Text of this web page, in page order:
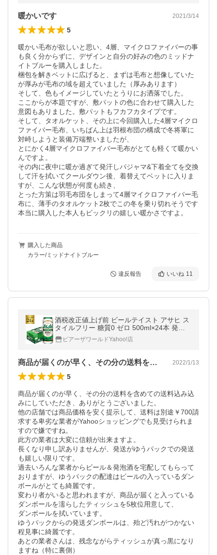
暖かいです 2021/3/14
5
暖かい毛布が欲しいと思い、4層、マイクロファイバーの事
も良く分からずに、デザインと自分の好みの色のミッドナ
イトブルーを購入しました。
梱包を解きベットに広げると、まずは毛布と想像していた
が厚みが毛布の域を超えていました（厚みあります）
そして、色もイメージしていたとうりにお洒落でした。
ここからが本題ですが、敷パットの色に合わせて購入した
意図もありました。敷パットもフカフカタイプです。
そして、タオルケット、その上に今回購入した4層マイクロ
ファイバー毛布、いちばん上は羽根布団の構成で冬将軍に
対峙しようと装備万端整いましたが、
とにかく4層マイクロファイバー毛布がとても軽くて暖かい
んですよ。
その内に夜中に暖か過ぎて発汗しパジャマ&下着全てを交換
して汗を拭いてクールダウン後、着替えてベットに入りま
すが、こんな状態が何度も続き、
とった方策は羽毛布団をしまって4層マイクロファイバー毛
布に、薄手のタオルケット2枚でこの冬を乗り切れそうです
本当に購入した本人もビックリの嬉しい暖かさですよ。
購入した商品
カラー/ミッドナイトブルー
違反報告 いいね 11
酒税改正値上げ前 ビールテイスト アサヒ ス
タイルフリー 糖質0 ゼロ 500ml×24本 発泡
酒 ビールテイスト 500缶 国産 1ケース販売
缶 AIBビアーザワールドYahoo!店
商品が届くのが早く、その分の送料を含め… 2022/1/13
5
商品が届くのが早く、その分の送料を含めての送料込み込
みにしていただき、ありがとうございました。
他の店舗では商品価格を安く提示して、送料は別途￥700請
求する卑劣な業者がYahooショッピングでも見受けられま
すので嫌ですね。
此方の業者は大変に信頼が出来ますよ。
長くなり申し訳ありませんが、発送がゆうパックでの発送
も嬉しい限りです。
過去いろんな業者からビール＆発泡酒を宅配してもらって
おりますが、ゆうパックの配達はビールの入っているダン
ボールがとても綺麗です。
変わり者がいると思われますが、商品が届くと入っている
ダンボールを濡らしたティッシュを5枚位用意して、
ダンボールを拭いています。
ゆうパックからの発送ダンボールは、殆ど汚れがつかない
程見事に綺麗です。
あとの業者さんは、残念ながらティッシュが真っ黒になり
ますね（特に裏側）